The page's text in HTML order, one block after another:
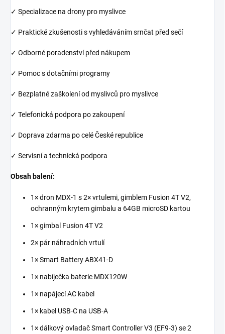
✓ Specializace na drony pro myslivce
✓ Praktické zkušenosti s vyhledáváním srnčat před sečí
✓ Odborné poradenství před nákupem
✓ Pomoc s dotačními programy
✓ Bezplatné zaškolení od myslivců pro myslivce
✓ Telefonická podpora po zakoupení
✓ Doprava zdarma po celé České republice
✓ Servisní a technická podpora
Obsah balení:
1× dron MDX-1 s 2× vrtulemi, gimblem Fusion 4T V2,
ochranným krytem gimbalu a 64GB microSD kartou
1× gimbal Fusion 4T V2
2× pár náhradních vrtulí
1× Smart Battery ABX41-D
1× nabíječka baterie MDX120W
1× napájecí AC kabel
1× kabel USB-C na USB-A
1× dálkový ovladač Smart Controller V3 (EF9-3) se 2